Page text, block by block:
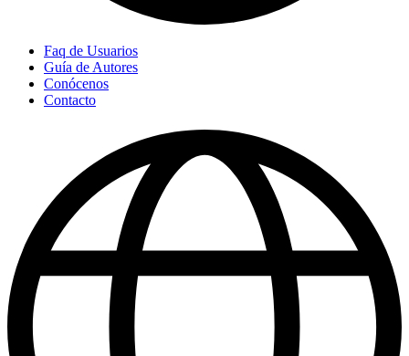
Faq de Usuarios
Guía de Autores
Conócenos
Contacto